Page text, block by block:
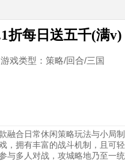
折每日送五千(满v)
游戏类型： 策略/回合/三国
融合日常休闲策略玩法与小局制
，拥有丰富的战斗机制，且可轻
与多人对战，攻城略地乃至一统